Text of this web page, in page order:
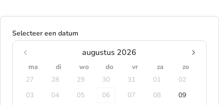
Selecteer een datum
augustus 2026
ma di wo do vr za
zo
27
28 29 30 31 01
02
03
04 05 06 07 08
09